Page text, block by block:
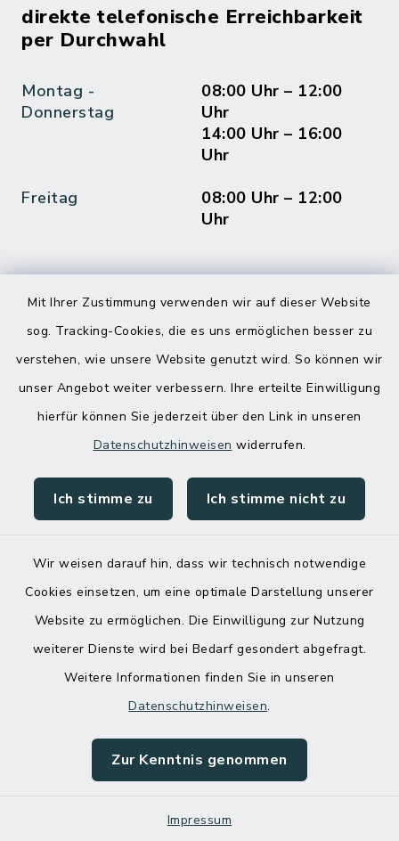
Mit Ihrer Zustimmung verwenden wir auf dieser Website
sog. Tracking-Cookies, die es uns ermöglichen besser zu
verstehen, wie unsere Website genutzt wird. So können wir
unser Angebot weiter verbessern. Ihre erteilte Einwilligung
hierfür können Sie jederzeit über den Link in unseren
Datenschutzhinweisen widerrufen.
Ich stimme zu Ich stimme nicht zu
Wir weisen darauf hin, dass wir technisch notwendige
Cookies einsetzen, um eine optimale Darstellung unserer
Website zu ermöglichen. Die Einwilligung zur Nutzung
weiterer Dienste wird bei Bedarf gesondert abgefragt.
Weitere Informationen finden Sie in unseren
Datenschutzhinweisen.
Zur Kenntnis genommen
Impressum
direkte telefonische Erreichbarkeit
per Durchwahl
Montag -
Donnerstag
08:00 Uhr – 12:00
Uhr
14:00 Uhr – 16:00
Uhr
Freitag
08:00 Uhr – 12:00
Uhr
Online-Terminvereinbarung
Haben Sie ein dringendes Anliegen, finden
Sie uns gerne unter der Telefonnummer
04832 6065 0 an!
Barrierefreiheit
Impressum
Sitemap